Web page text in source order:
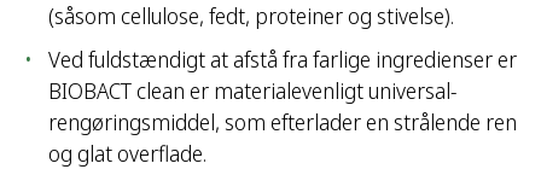
(såsom cellulose, fedt, proteiner og stivelse).
Ved fuldstændigt at afstå fra farlige ingredienser er
BIOBACT clean er materialevenligt universal-
rengøringsmiddel, som efterlader en strålende ren
og glat overflade.